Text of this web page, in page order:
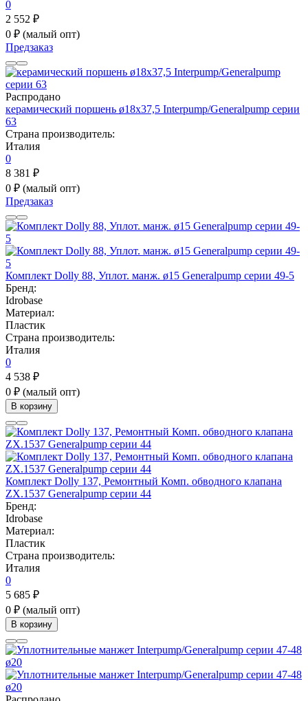
0
2 552 ₽
0 ₽ (малый опт)
Предзаказ
Распродано
керамический поршень ø18x37,5 Interpump/Generalpump серии
63
Страна производитель:
Италия
0
8 381 ₽
0 ₽ (малый опт)
Предзаказ
Комплект Dolly 88, Уплот. манж. ø15 Generalpump серии 49-5
Бренд:
Idrobase
Материал:
Пластик
Страна производитель:
Италия
0
4 538 ₽
0 ₽ (малый опт)
В корзину
Комплект Dolly 137, Ремонтный Комп. обводного клапана
ZX.1537 Generalpump серии 44
Бренд:
Idrobase
Материал:
Пластик
Страна производитель:
Италия
0
5 685 ₽
0 ₽ (малый опт)
В корзину